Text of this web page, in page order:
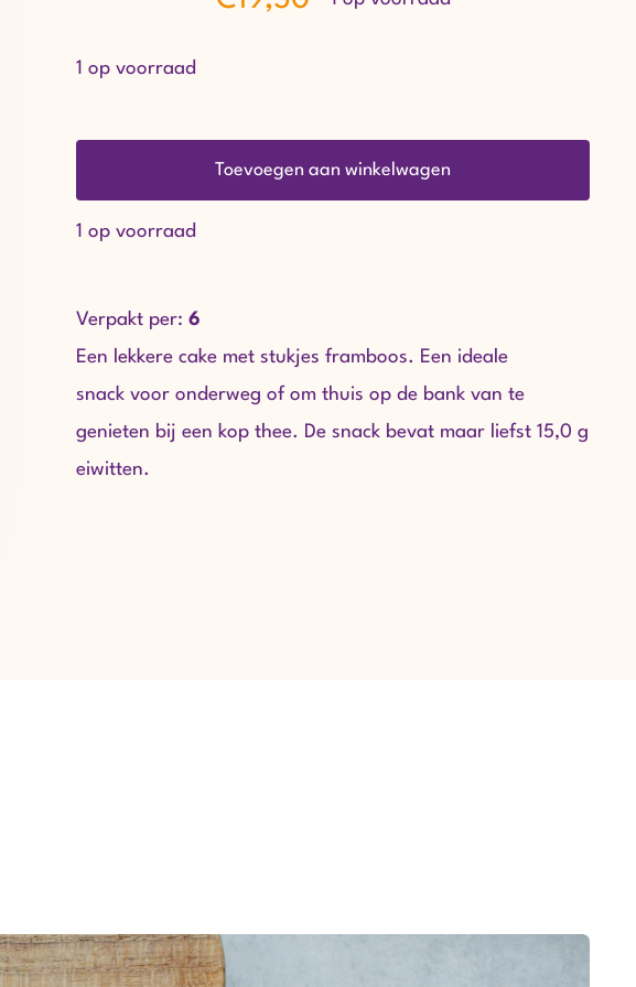
1 op voorraad
aantal
Toevoegen aan winkelwagen
1 op voorraad
Verpakt per: 6
Een lekkere cake met stukjes framboos. Een ideale
snack voor onderweg of om thuis op de bank van te
genieten bij een kop thee. De snack bevat maar liefst 15,0 g
eiwitten.